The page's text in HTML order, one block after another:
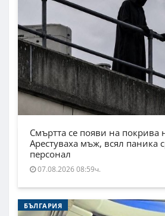
Смъртта се появи на покрива
Арестуваха мъж, всял паника
персонал
07.08.2026 08:59ч.
БЪЛГАРИЯ